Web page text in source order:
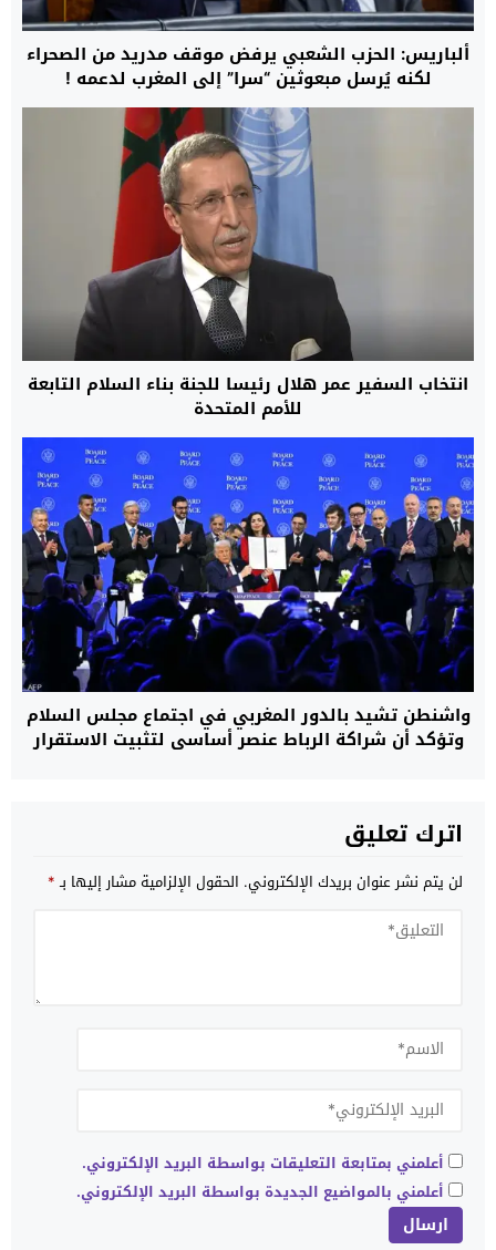
ألباريس: الحزب الشعبي يرفض موقف مدريد من الصحراء
لكنه يُرسل مبعوثين “سرا” إلى المغرب لدعمه !
انتخاب السفير عمر هلال رئيسا للجنة بناء السلام التابعة
للأمم المتحدة
واشنطن تشيد بالدور المغربي في اجتماع مجلس السلام
وتؤكد أن شراكة الرباط عنصر أساسي لتثبيت الاستقرار
اترك تعليق
لن يتم نشر عنوان بريدك الإلكتروني. الحقول الإلزامية مشار إليها بـ*
أعلمني بمتابعة التعليقات بواسطة البريد الإلكتروني.
أعلمني بالمواضيع الجديدة بواسطة البريد الإلكتروني.